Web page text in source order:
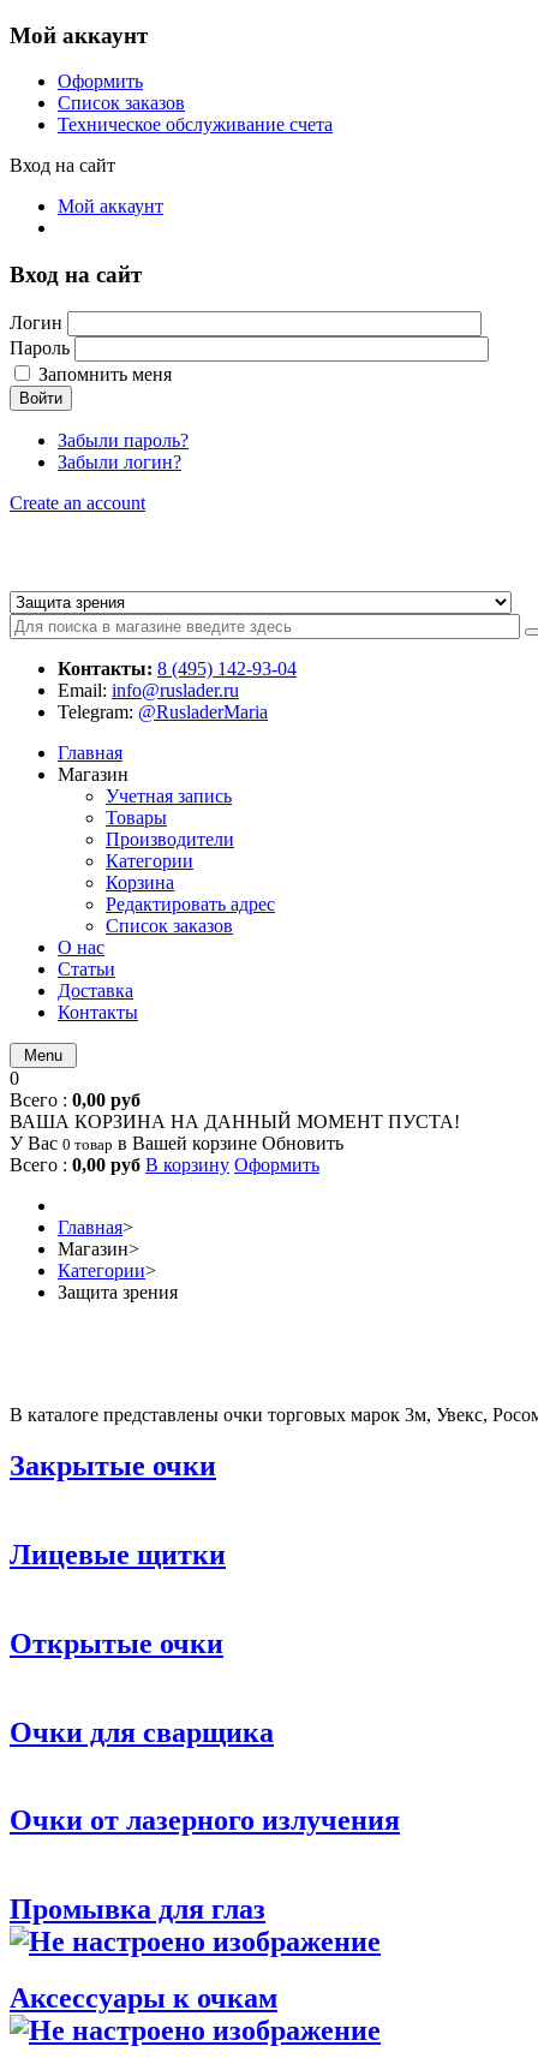
Мой аккаунт
Оформить
Список заказов
Техническое обслуживание счета
Вход на сайт
Мой аккаунт
Вход на сайт
Логин
Пароль
Запомнить меня
Войти
Забыли пароль?
Забыли логин?
Create an account
Контакты: 8 (495) 142-93-04
Email: info@ruslader.ru
Telegram: @RusladerMaria
Главная
Магазин
Учетная запись
Товары
Производители
Категории
Корзина
Редактировать адрес
Список заказов
О нас
Статьи
Доставка
Контакты
Menu
0
Всего : 0,00 руб
ВАША КОРЗИНА НА ДАННЫЙ МОМЕНТ ПУСТА!
У Вас 0 товар в Вашей корзине Обновить
Всего : 0,00 руб В корзину Оформить
Главная>
Магазин>
Категории>
Защита зрения
В каталоге представлены очки торговых марок 3м, Увекс,
Закрытые очки
Лицевые щитки
Открытые очки
Очки для сварщика
Очки от лазерного излучения
Промывка для глаз
Аксессуары к очкам